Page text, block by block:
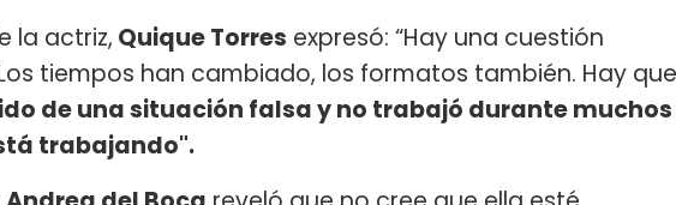
la actriz, Quique Torres expresó: “Hay una cuestión
tiempos han cambiado, los formatos también. Hay que
de una situación falsa y no trabajó durante muchos
trabajando".